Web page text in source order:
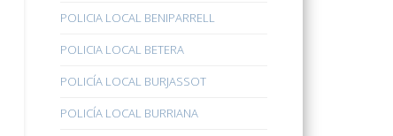
POLICIA LOCAL BENIPARRELL
POLICIA LOCAL BETERA
POLICÍA LOCAL BURJASSOT
POLICÍA LOCAL BURRIANA